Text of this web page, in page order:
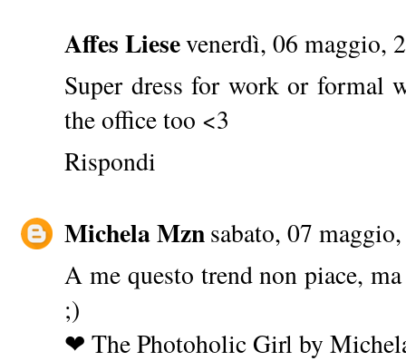
Affes Liesevenerdì, 06 maggio,
Super dress for work or formal
the office too <3
Rispondi
Michela Mznsabato, 07
A me questo trend non piace,
;)
❤ The Photoholic Girl by